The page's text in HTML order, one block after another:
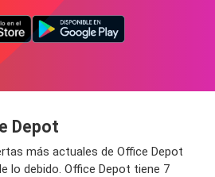
Depot
más actuales de Office Depot
lo debido. Office Depot tiene 7